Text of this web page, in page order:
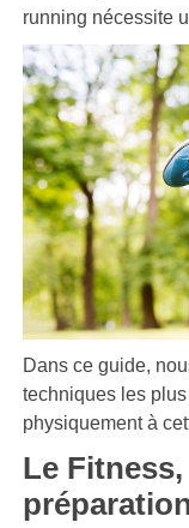
running nécessite
Dans ce guide,
techniques les
physiquement à
Le